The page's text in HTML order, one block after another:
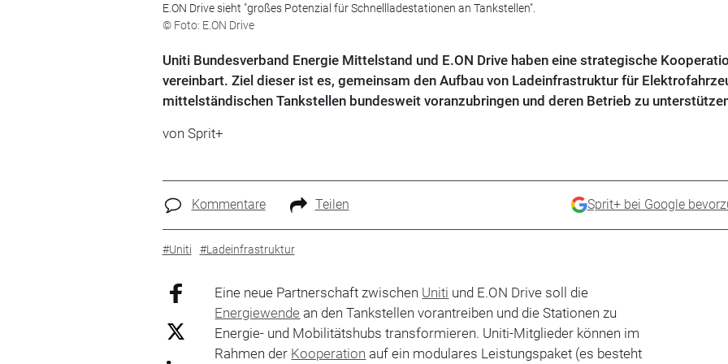
E.ON Drive sieht "großes Potenzial für Schnellladestationen an Tankstellen".
© Foto: E.ON Drive
Uniti Bundesverband Energie Mittelstand und E.ON Drive haben eine strategische
vereinbart. Ziel dieser ist es, gemeinsam den Aufbau von Ladeinfrastruktur für
mittelständischen Tankstellen bundesweit voranzubringen und deren Betrieb zu
von Sprit+
Kommentare Teilen Sprit+ bei Google
#Uniti #Ladeinfrastruktur
Eine neue Partnerschaft zwischen Uniti und E.ON Drive soll die
Energiewende an den Tankstellen vorantreiben und die Stationen zu
Energie- und Mobilitätshubs transformieren. Uniti-Mitglieder können im
Rahmen der Kooperation auf ein modulares Leistungspaket (es besteht